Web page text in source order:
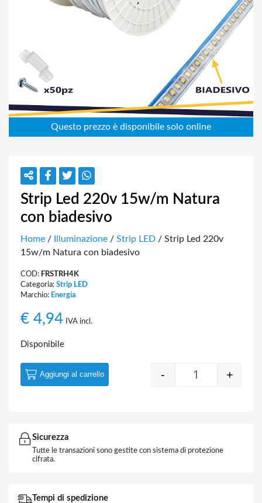
Strip Led 220v 15w/m Natura
con biadesivo
Home / Illuminazione / Strip LED / Strip Led 220v
15w/m Natura con biadesivo
COD: FRSTRH4K
Categoria: Strip LED
Marchio: Energia
€ 4,94 IVA incl.
Disponibile
Quantity
- +
Aggiungi al carrello
Sicurezza
Tutte le transazioni sono gestite con sistema di protezione
cifrata.
Tempi di spedizione